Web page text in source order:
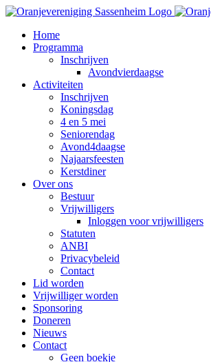
Ga
inhoudHome
Programma
Inschrijven
Avondvierdaagse
Activiteiten
Inschrijven
Koningsdag
4 en 5 mei
Seniorendag
Avond4daagse
Najaarsfeesten
Kerstdiner
Over ons
Bestuur
Vrijwilligers
Inloggen voor vrijwilligers
Statuten
ANBI
Privacybeleid
Contact
Lid worden
Vrijwilliger worden
Sponsoring
Doneren
Nieuws
Contact
Geen boekje